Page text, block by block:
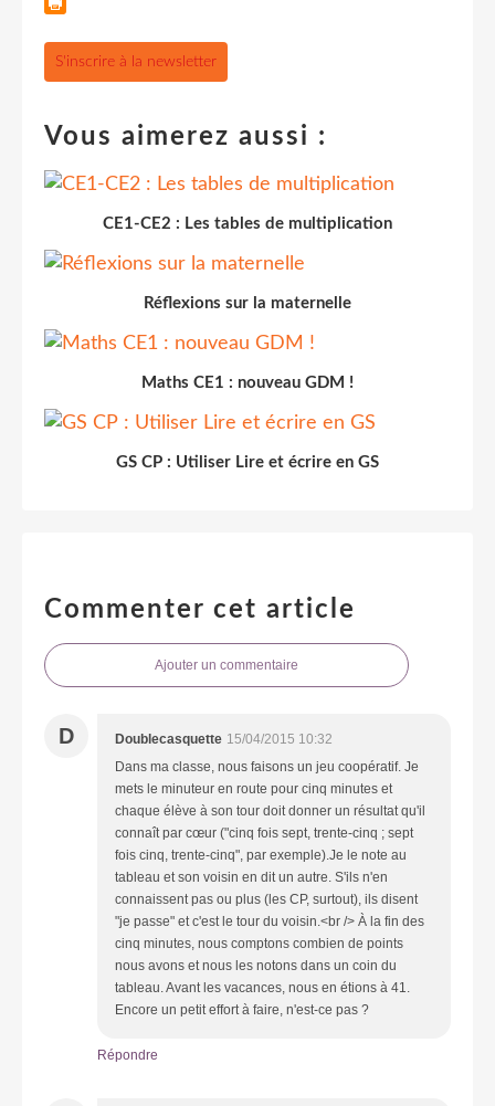
S'inscrire à la newsletter
Vous aimerez aussi :
CE1-CE2 : Les tables de multiplication
Réflexions sur la maternelle
Maths CE1 : nouveau GDM !
GS CP : Utiliser Lire et écrire en GS
Commenter cet article
Ajouter un commentaire
D Doublecasquette 15/04/2015 10:32
Dans ma classe, nous faisons un jeu coopératif. Je
mets le minuteur en route pour cinq minutes et
chaque élève à son tour doit donner un résultat qu'il
connaît par cœur ("cinq fois sept, trente-cinq ; sept
fois cinq, trente-cinq", par exemple).Je le note au
tableau et son voisin en dit un autre. S'ils n'en
connaissent pas ou plus (les CP, surtout), ils disent
"je passe" et c'est le tour du voisin.<br /> À la fin des
cinq minutes, nous comptons combien de points
nous avons et nous les notons dans un coin du
tableau. Avant les vacances, nous en étions à 41.
Encore un petit effort à faire, n'est-ce pas ?
Répondre